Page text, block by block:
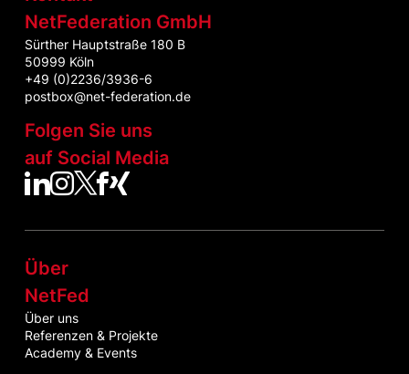
NetFederation GmbH
Sürther Hauptstraße 180 B
50999 Köln
+49 (0)2236/3936-6
postbox@net-federation.de
Folgen Sie uns
auf Social Media
NetFed auf LinkedIn
NetFed auf Instagram
NetFed auf Twitter
NetFed auf Facebook
NetFed auf Xing
Über
NetFed
Über uns
Referenzen & Projekte
Academy & Events